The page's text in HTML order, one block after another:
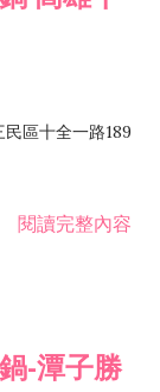
區十全一路189
閱讀完整內容
-潭子勝